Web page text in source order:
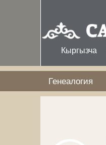
Кыргызча
Генеалогия